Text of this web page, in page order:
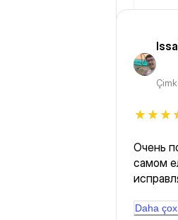
Очень
самом
Daha